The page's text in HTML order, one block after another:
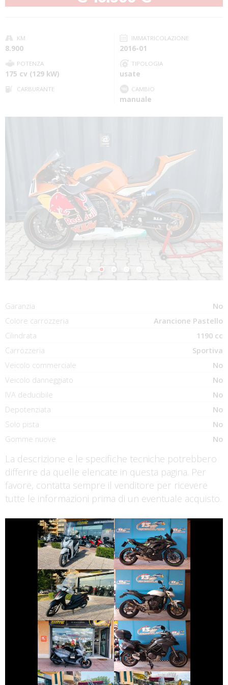
KM
8.900
IMMATRICOLAZIONE
2016-01
POTENZA
175 cv (129 kW)
TIPOLOGIA
usate
CARBURANTE CAMBIO
manuale
Garanzia
No
Colore carrozzeria
Arancione Pastello
Cilindrata
1190 cc
Carrozzeria
Sportiva
Veicolo commerciale
No
Veicolo danneggiato
No
IVA deducibile
No
Depotenziata
No
Solo pista
No
Gomme nuove
No
La descrizione e le specifiche tecniche potrebbero
differire da quelle elencate in questa pagina. Per
favore, contatta sempre il venditore per ricevere
tutte le informazioni prima di un eventuale acquisto.
HONDA SH
KAWASAKI
NINJA-650
PIAGGIO MEDLEY
€ 2.990 €
HONDA HORNET
€ 3.490 €
SYM JOYRIDE
€ 4.190 €
DUCATI
MULTISTRADA
€ 11.690 €
€ 3.150 € € 3.490 €